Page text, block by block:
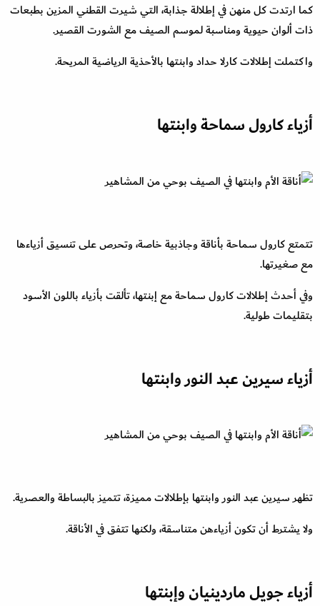
كما ارتدت كل منهن في إطلالة جذابة، التي شيرت القطني المزين بطبعات
ذات ألوان حيوية ومناسبة لموسم الصيف مع الشورت القصير.
واكتملت إطلالات كارلا حداد وابنتها بالأحذية الرياضية المريحة.
أزياء كارول سماحة وابنتها
تتمتع كارول سماحة بأناقة وجاذبية خاصة، وتحرص على تنسيق أزياءها
مع صغيرتها.
وفي أحدث إطلالات كارول سماحة مع إبنتها، تألقت بأزياء باللون الأسود
بتقليمات طولية.
أزياء سيرين عبد النور وابنتها
تظهر سيرين عبد النور وابنتها بإطلالات مميزة، تتميز بالبساطة والعصرية.
ولا يشترط أن تكون أزياءهن متناسقة، ولكنها تتفق في الأناقة.
أزياء جويل ماردينيان وإبنتها